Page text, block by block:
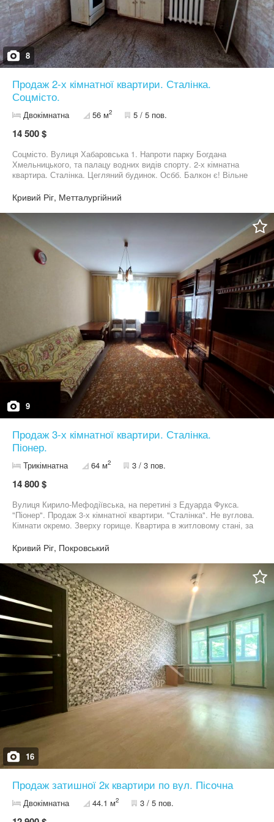
8
Продаж 2-х кімнатної квартири. Сталінка.
Соцмісто.
Двокімнатна 56 м2 5 / 5 пов.
14 500 $
Соцмісто. Вулиця Хабаровська 1. Напроти парку Богдана
Хмельницького, та палацу водних видів спорту. 2-х кімнатна
квартира. Сталінка. Цегляний будинок. Осбб. Балкон є! Вільне
Металопластикові вікна і труби. Балкон засклений
металопластиком. Нова система опалення. Стан ретро, під ваш
ремонт. Крайній, спортивний поверх, але зверху не турбують
сусіди! Дах без проблем, зверху чердак. Без боргів і проблем.
Документи готові до продажу. Телефонуйте розповім
детальніше. Ваш рієлтор Роман.
Кривий Ріг, Метталургійний
9
Продаж 3-х кімнатної квартири. Сталінка.
Піонер.
Трикімнатна 64 м2 3 / 3 пов.
14 800 $
Вулиця Кирило-Мефодіївська, на перетині з Едуарда Фукса.
"Піонер". Продаж 3-х кімнатної квартири. "Сталінка". Не вуглова.
Кімнати окремо. Зверху горище. Квартира в житловому стані, за
засклений деревом). Замінено опалення. На гарячу воду нова
газова колонка. Поруч АТБ. Зупинка громадського транспорту.
Кафе. Магазини. Школа. Дитячий садок. Без боргів і проблем.
Телефонуйте розповім детальніше. Ваш рієлтор Роман.
Кривий Ріг, Покровський
16
Продаж затишної 2к квартири по вул. Пісочна
Двокімнатна 44.1 м2 3 / 5 пов.